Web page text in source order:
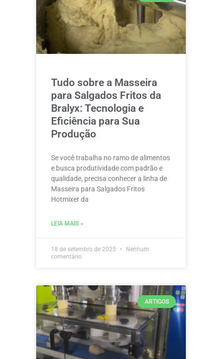
Tudo sobre a Masseira
para Salgados Fritos da
Bralyx: Tecnologia e
Eficiência para Sua
Produção
Se você trabalha no ramo de alimentos
e busca produtividade com padrão e
qualidade, precisa conhecer a linha de
Masseira para Salgados Fritos
Hotmixer da
LEIA MAIS »
18 de setembro de 2025
Nenhum
comentário
ARTIGOS